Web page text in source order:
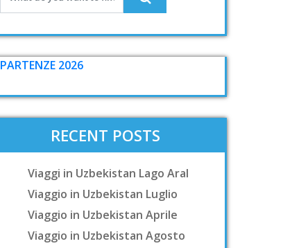
PARTENZE 2026
RECENT POSTS
Viaggi in Uzbekistan Lago Aral
Viaggio in Uzbekistan Luglio
Viaggio in Uzbekistan Aprile
Viaggio in Uzbekistan Agosto